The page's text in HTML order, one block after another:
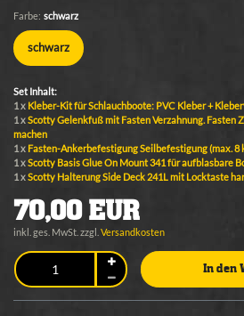
Farbe: schwarz
schwarz
Set Inhalt:
1 x Kleber-Kit für Schlauchboote: PVC Kleber +
1 xScotty Gelenkfuß mit Fasten Verzahnung. Fasten
machen
1 x Fasten-Ankerbefestigung Seilbefestigung (max. 8
1 xScotty Basis Glue On Mount 341 für aufblasbare
1 xScotty Halterung Side Deck 241L mit Locktaste
70,00 EUR
inkl. ges. MwSt. zzgl. Versandkosten
In den